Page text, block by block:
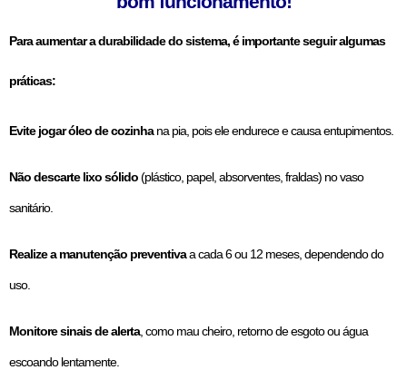
Para aumentar a durabilidade do sistema, é importante seguir algumas
práticas:
Evite jogar óleo de cozinhana pia, pois ele endurece e causa entupimentos.
Não descarte lixo sólido(plástico, papel, absorventes, fraldas) no vaso
sanitário.
Realize a manutenção preventivaa cada 6 ou 12 meses, dependendo do
uso.
Monitore sinais de alerta, como mau cheiro, retorno de esgoto ou água
escoando lentamente.